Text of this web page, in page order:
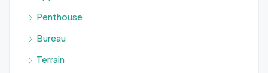
Penthouse
Bureau
Terrain